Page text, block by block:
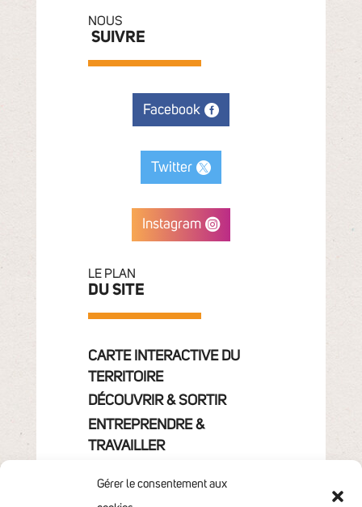
Gérer le consentement aux
NOUS
SUIVRE
Facebook
Twitter
Instagram
LE PLAN
DU SITE
CARTE INTERACTIVE DU
TERRITOIRE
DÉCOUVRIR & SORTIR
ENTREPRENDRE &
TRAVAILLER